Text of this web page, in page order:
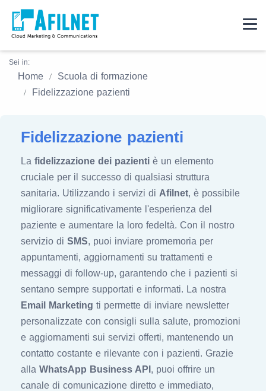
Sei in:
Home
Scuola di formazione
Fidelizzazione pazienti
Fidelizzazione pazienti
La fidelizzazione dei pazienti è un elemento
cruciale per il successo di qualsiasi struttura
sanitaria. Utilizzando i servizi di Afilnet, è possibile
migliorare significativamente l'esperienza del
paziente e aumentare la loro fedeltà. Con il nostro
servizio di SMS, puoi inviare promemoria per
appuntamenti, aggiornamenti su trattamenti e
messaggi di follow-up, garantendo che i pazienti si
sentano sempre supportati e informati. La nostra
Email Marketing ti permette di inviare newsletter
personalizzate con consigli sulla salute, promozioni
e aggiornamenti sui servizi offerti, mantenendo un
contatto costante e rilevante con i pazienti. Grazie
alla WhatsApp Business API , puoi offrire un
canale di comunicazione diretto e immediato,